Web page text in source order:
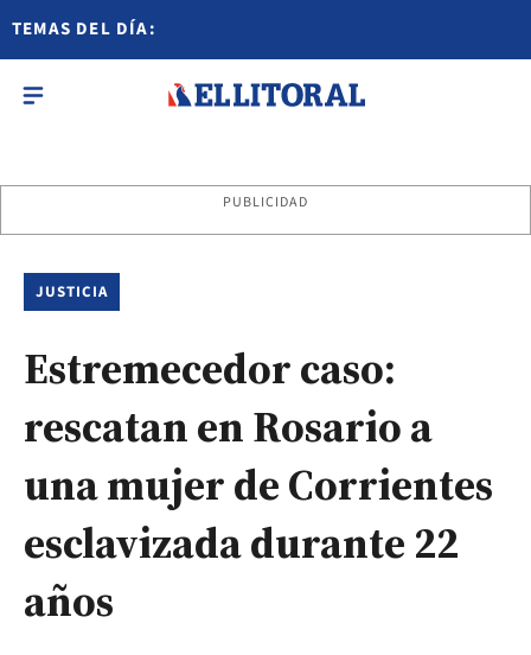
TEMAS DEL DÍA:
PUBLICIDAD
JUSTICIA
Estremecedor caso:
rescatan en Rosario a
una mujer de Corrientes
esclavizada durante 22
años